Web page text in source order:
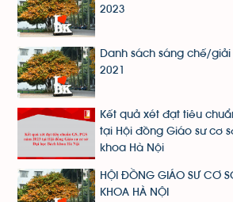
2023
Danh sách sáng chế/
2021
Kết quả xét đạt tiêu
tại Hội đồng Giáo sư cơ
khoa Hà Nội
HỘI ĐỒNG GIÁO SƯ CƠ
KHOA HÀ NỘI